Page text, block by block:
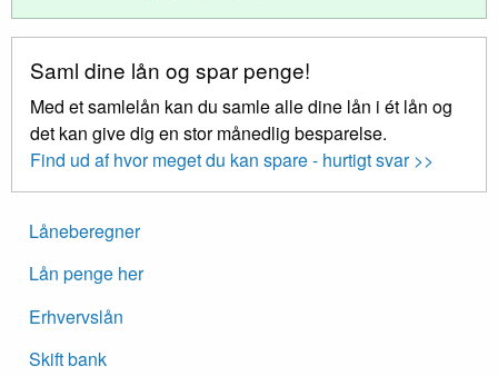
Saml dine lån og spar penge!
Med et samlelån kan du samle alle dine lån i ét lån og
det kan give dig en stor månedlig besparelse.
Find ud af hvor meget du kan spare - hurtigt svar >>
Låneberegner
Lån penge her
Erhvervslån
Skift bank